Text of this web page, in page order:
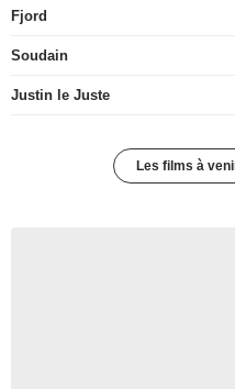
Fjord
Soudain
Justin le Juste
Les films à